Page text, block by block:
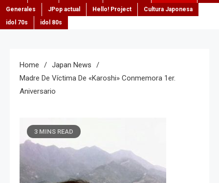
Generales
JPop actual Hello! Project
Cultura Japonesa
idol 70s
idol 80s
Home
Japan News
Madre De Víctima De «Karoshi» Conmemora 1er.
Aniversario
3 MINS READ